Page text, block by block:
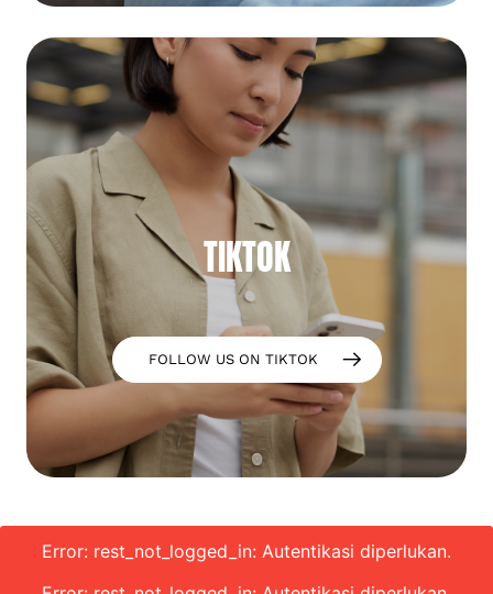
TIKTOK
FOLLOW US ON TIKTOK
Error: rest_not_logged_in: Autentikasi diperlukan.